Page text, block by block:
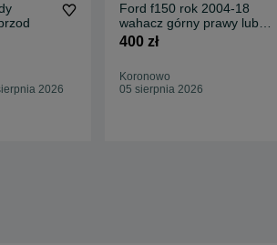
2026
Ford f150 rok 2004-18
wahacz górny prawy lub
lewy
400 zł
Koronowo
05 sierpnia 2026